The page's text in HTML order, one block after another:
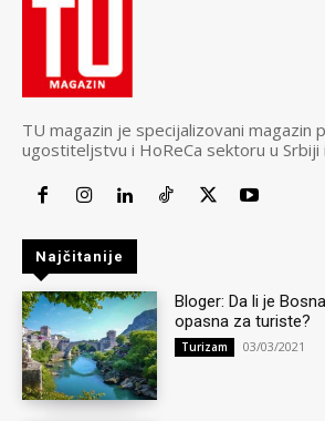
TU magazin je specijalizovani magazin
ugostiteljstvu i HoReCa sektoru u Srbiji
Najčitanije
Bloger: Da li je
opasna za turiste?
Turizam 03/03/2021